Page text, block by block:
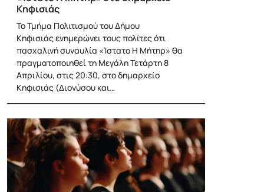
Κηφισιάς
Το Τμήμα Πολιτισμού του Δήμου
Κηφισιάς ενημερώνει τους πολίτες ότι
πασχαλινή συναυλία «Ίστατο Η Μήτηρ» θα
πραγματοποιηθεί τη Μεγάλη Τετάρτη 8
Απριλίου, στις 20:30, στο δημαρχείο
Κηφισιάς (Διονύσου και…